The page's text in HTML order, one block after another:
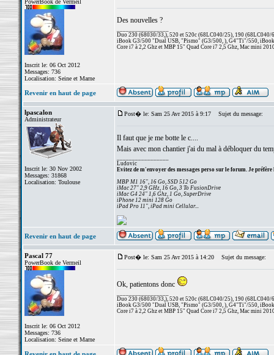
PowerBook de Vermeil
Inscrit le: 06 Oct 2012
Messages: 736
Localisation: Seine et Marne
Des nouvelles ?
Duo 230 (68030/33,), 520 et 520c (68LC040/25), 190 (68LC040/
iBook G3/500 "Dual USB, "Pismo" (G3/500, ), G4"Ti"/550,
Core i7 à 2,2 Ghz et MBP 15" Quad Core i7 2,5 Ghz, Mac mini
Revenir en haut de page
lpascalon
Administrateur
Inscrit le: 30 Nov 2002
Messages: 31868
Localisation: Toulouse
Post� le: Sam 25 Avr 2015 à 9:17 Sujet du message:
Il faut que je me botte le c....
Mais avec mon chantier j'ai du mal à débloquer du
Ludovic
Evitez de m'envoyer des messages perso sur le forum. Je préfère
MBP M1 16", 16 Go, SSD 512 Go
iMac 27" 2,9 GHz, 16 Go, 3 To FusionDrive
iMac G4 24" 1,6 Ghz, 1 Go, SuperDrive
iPhone 12 mini 128 Go
iPad Pro 11", iPad mini Cellular...
Revenir en haut de page
Pascal 77
PowerBook de Vermeil
Inscrit le: 06 Oct 2012
Messages: 736
Localisation: Seine et Marne
Post� le: Sam 25 Avr 2015 à 14:20 Sujet du message:
Ok, patientons donc
Duo 230 (68030/33,), 520 et 520c (68LC040/25), 190 (68LC040/
iBook G3/500 "Dual USB, "Pismo" (G3/500, ), G4"Ti"/550,
Core i7 à 2,2 Ghz et MBP 15" Quad Core i7 2,5 Ghz, Mac mini